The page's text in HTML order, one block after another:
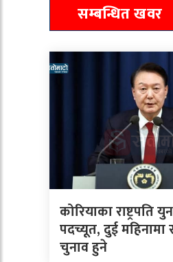
सम्बन्धित खवर
कोरियाका राष्ट्रपति
पदच्यूत, दुई महिनामा
चुनाव हुने